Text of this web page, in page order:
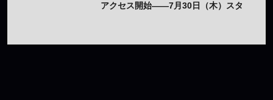
アクセス開始——7月30日（木）スタ